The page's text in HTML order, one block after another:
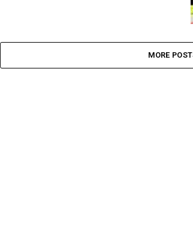
MORE